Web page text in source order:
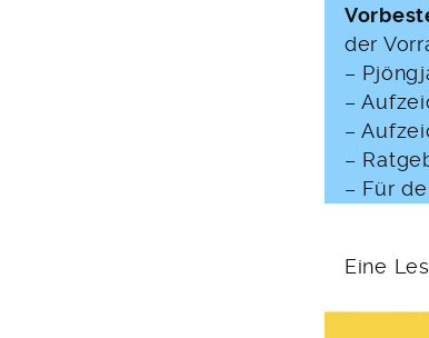
der
–
–
–
–
– Für
Eine